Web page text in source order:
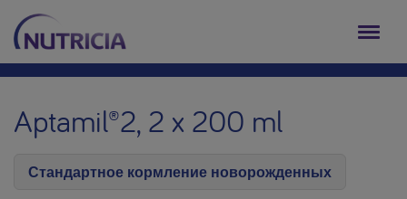
Aptamil®2, 2 x 200 ml
Стандартное кормление новорожденных